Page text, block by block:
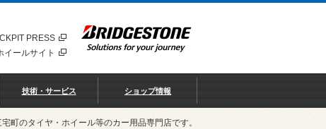
PRESS
イールサイト
技術・サービス ショップ情報
町のタイヤ・ホイール等のカー用品専門店です。